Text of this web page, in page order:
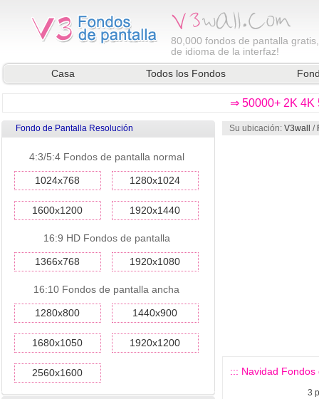
80,000 fondos de pantalla
de idioma de la interfaz!
Casa
Todos los Fondos
⇒ 50000+ 2K 4K
Fondo de Pantalla Resolución
4:3/5:4 Fondos de pantalla normal
1024x768 1280x1024
1600x1200 1920x1440
16:9 HD Fondos de pantalla
1366x768 1920x1080
16:10 Fondos de pantalla ancha
1280x800 1440x900
1680x1050 1920x1200
2560x1600
Su ubicación: V3wall /
::: Navidad
3